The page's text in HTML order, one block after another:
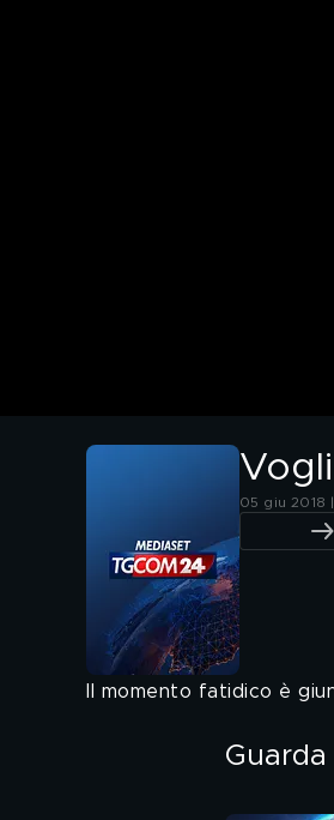
05 giu 2018
Il momento fatidico è